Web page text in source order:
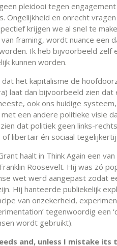
pleidooi tegen
Ongelijkheid en onrecht
krijgen we al snel te
framing, wordt nuance een
Ik heb bijvoorbeeld zelf
kunnen worden.
het kapitalisme de
laat dan bijvoorbeeld zien
ook ons huidige
met een andere politieke visie
dat politiek geen links-
libertair én sociaal
haalt in Think Again een
Roosevelt. Hij was zó
wet werd aangepast zodat
Hij hanteerde publiekelijk
van onzekerheid,
tegenwoordig een
wordt gebruikt).
and, unless I mistake